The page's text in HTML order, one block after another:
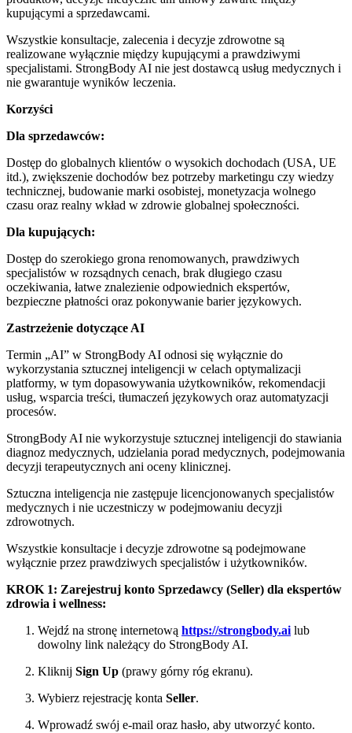
kupującymi a sprzedawcami.
Wszystkie konsultacje, zalecenia i decyzje zdrowotne są
realizowane wyłącznie między kupującymi a prawdziwymi
specjalistami. StrongBody AI nie jest dostawcą usług medycznych i
nie gwarantuje wyników leczenia.
Korzyści
Dla sprzedawców:
Dostęp do globalnych klientów o wysokich dochodach (USA, UE
itd.), zwiększenie dochodów bez potrzeby marketingu czy wiedzy
technicznej, budowanie marki osobistej, monetyzacja wolnego
czasu oraz realny wkład w zdrowie globalnej społeczności.
Dla kupujących:
Dostęp do szerokiego grona renomowanych, prawdziwych
specjalistów w rozsądnych cenach, brak długiego czasu
oczekiwania, łatwe znalezienie odpowiednich ekspertów,
bezpieczne płatności oraz pokonywanie barier językowych.
Zastrzeżenie dotyczące AI
Termin „AI” w StrongBody AI odnosi się wyłącznie do
wykorzystania sztucznej inteligencji w celach optymalizacji
platformy, w tym dopasowywania użytkowników, rekomendacji
usług, wsparcia treści, tłumaczeń językowych oraz automatyzacji
procesów.
StrongBody AI nie wykorzystuje sztucznej inteligencji do stawiania
diagnoz medycznych, udzielania porad medycznych, podejmowania
decyzji terapeutycznych ani oceny klinicznej.
Sztuczna inteligencja nie zastępuje licencjonowanych specjalistów
medycznych i nie uczestniczy w podejmowaniu decyzji
zdrowotnych.
Wszystkie konsultacje i decyzje zdrowotne są podejmowane
wyłącznie przez prawdziwych specjalistów i użytkowników.
KROK 1: Zarejestruj konto Sprzedawcy (Seller) dla ekspertów
zdrowia i wellness:
Wejdź na stronę internetową https://strongbody.ai lub
dowolny link należący do StrongBody AI.
Kliknij Sign Up (prawy górny róg ekranu).
Wybierz rejestrację konta Seller.
Wprowadź swój e-mail oraz hasło, aby utworzyć konto.